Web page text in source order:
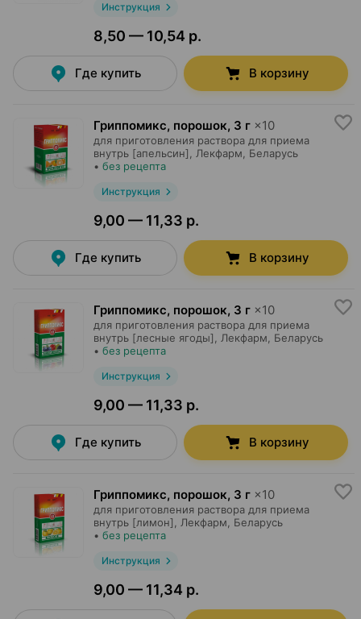
Инструкция
8,50 — 10,54 р.
Где купить В корзину
Гриппомикс, порошок, 3 г ×10
для приготовления раствора для приема
внутрь [апельсин],
Лекфарм , Беларусь
• без рецепта
Инструкция
9,00 — 11,33 р.
Где купить В корзину
Гриппомикс, порошок, 3 г ×10
для приготовления раствора для приема
внутрь [лесные ягоды],
Лекфарм , Беларусь
• без рецепта
Инструкция
9,00 — 11,33 р.
Где купить В корзину
Гриппомикс, порошок, 3 г ×10
для приготовления раствора для приема
внутрь [лимон],
Лекфарм , Беларусь
• без рецепта
Инструкция
9,00 — 11,34 р.